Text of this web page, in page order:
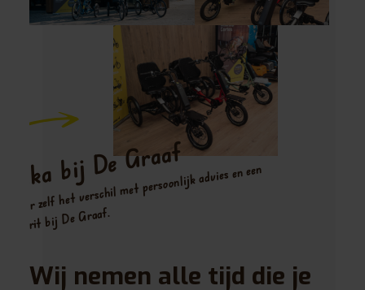
bij De Graaf
zelf het verschil met persoonlijk advies en een
proefrit bij De Graaf.
Wij nemen alle tijd die je